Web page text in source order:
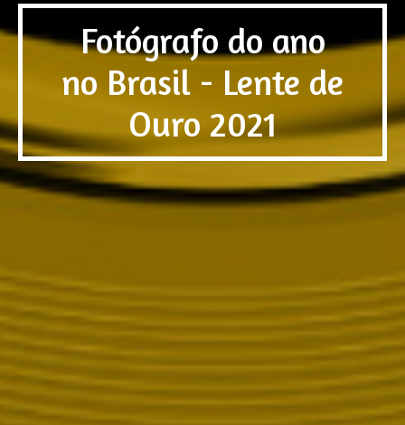
Fotógrafo do ano
no Brasil - Lente de
Ouro 2021